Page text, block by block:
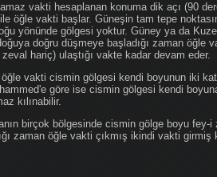
vakti hesaplanan konuma dik açı (90
öğle vakti başlar. Güneşin tam tepe
yönünde gölgesi yoktur. Güney ya da
doğru düşmeye başladığı zaman
hariç) ulaştığı vakte kadar devam eder.
vakti cismin gölgesi kendi boyunun iki
göre ise cismin gölgesi kendi
kılınabilir.
birçok bölgesinde cismin gölge boyu
zaman öğle vakti çıkmış ikindi vakti girmiş